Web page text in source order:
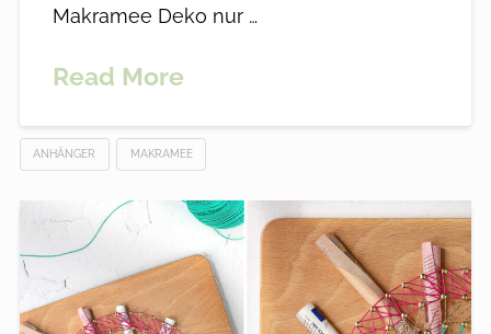
Makramee Deko nur …
Read More
ANHÄNGER MAKRAMEE